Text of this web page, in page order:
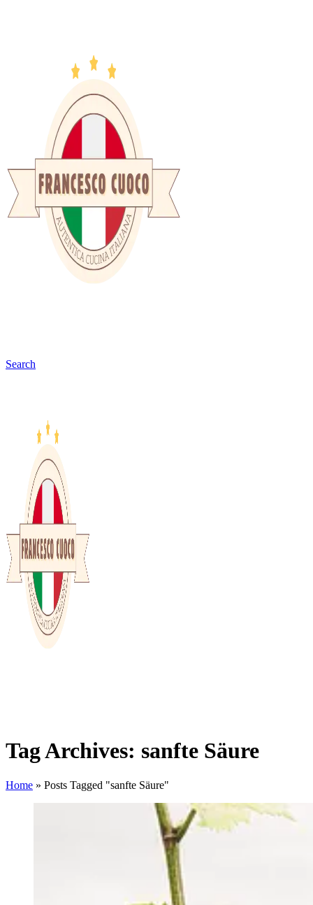
Search
Tag Archives: sanfte Säure
Home » Posts Tagged "sanfte Säure"